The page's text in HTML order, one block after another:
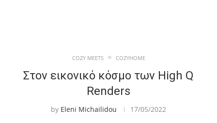
COZY MEETS COZYHOME
Στον εικονικό κόσμο των High Q
Renders
by Eleni Michailidou 17/05/2022